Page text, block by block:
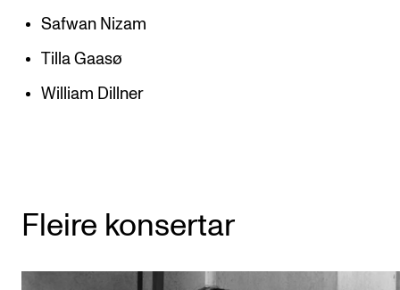
Safwan Nizam
Tilla Gaasø
William Dillner
Fleire konsertar